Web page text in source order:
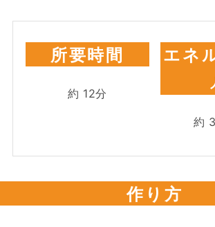
所要時間
約 12分
エネ
約
作り方